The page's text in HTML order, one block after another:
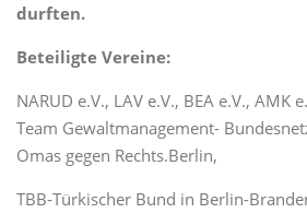
durften.
Beteiligte Vereine:
NARUD e.V., LAV e.V., BEA e.V., AMK
Team Gewaltmanagement-
Omas gegen Rechts.Berlin,
TBB-Türkischer Bund in Berlin-